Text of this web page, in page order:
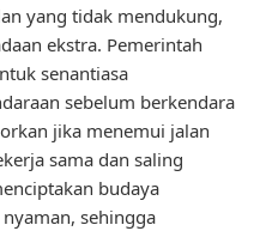
yang tidak mendukung,
ekstra. Pemerintah
senantiasa
sebelum berkendara
jika menemui jalan
sama dan saling
budaya
sehingga